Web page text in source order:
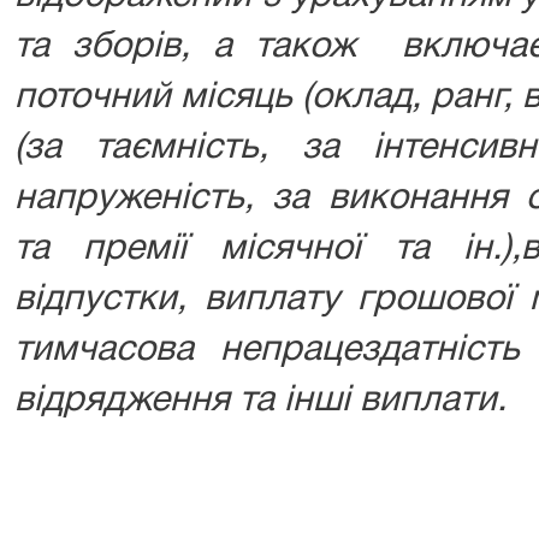
та зборів, а також
поточний місяць (оклад, ранг,
(за таємність, за
напруженість, за виконання
та премії місячної та
відпустки, виплату грошової
тимчасова
відрядження та інші виплати.